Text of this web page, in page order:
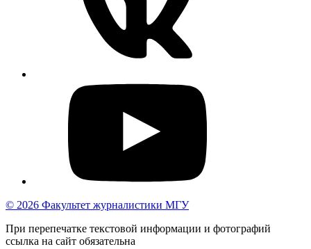
© 2026 Факультет журналистики МГУ
При перепечатке текстовой информации и фотографий
ссылка на сайт обязательна